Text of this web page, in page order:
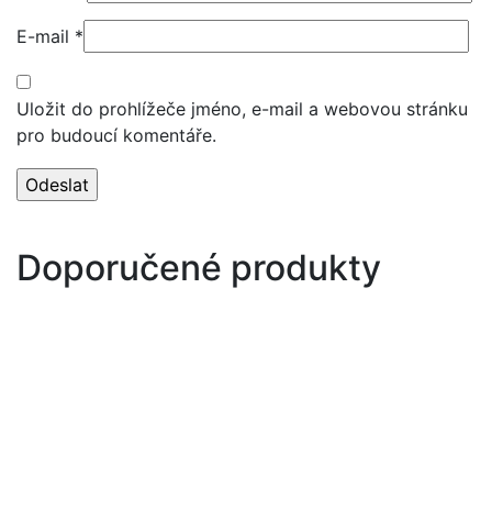
E-mail *
Uložit do prohlížeče jméno, e-mail a webovou stránku
pro budoucí komentáře.
Doporučené produkty